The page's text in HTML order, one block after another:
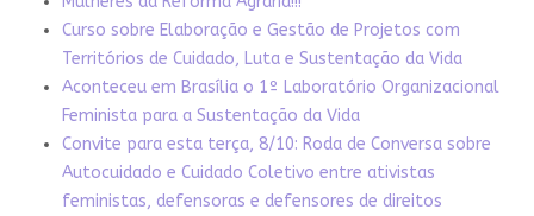
Curso sobre Elaboração e Gestão de Projetos com
Territórios de Cuidado, Luta e Sustentação da Vida
Aconteceu em Brasília o 1º Laboratório Organizacional
Feminista para a Sustentação da Vida
Convite para esta terça, 8/10: Roda de Conversa sobre
Autocuidado e Cuidado Coletivo entre ativistas
feministas, defensoras e defensores de direitos